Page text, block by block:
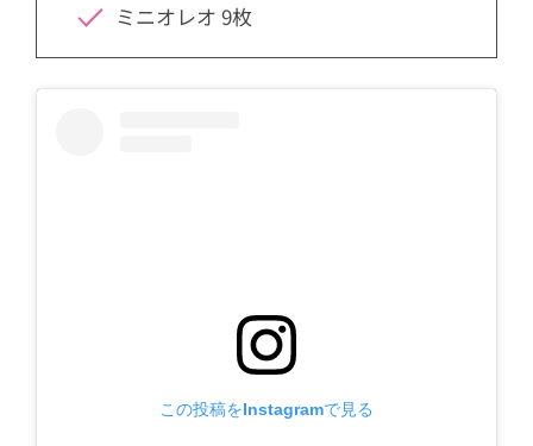
ミニオレオ 9枚
この投稿をInstagramで見る